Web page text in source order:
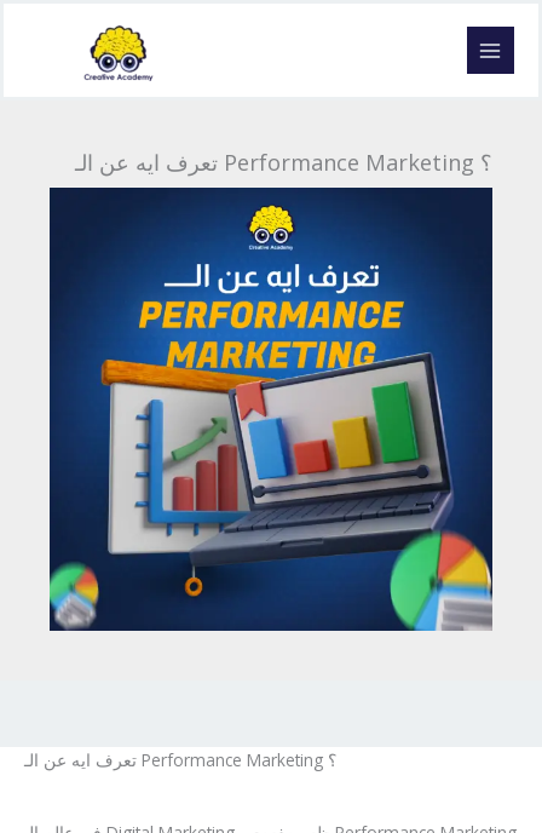
تعرف ايه عن الـ Performance Marketing ؟
تعرف ايه عن الـ Performance Marketing ؟